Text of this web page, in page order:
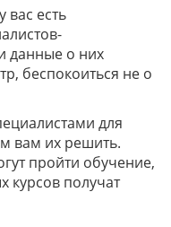
вас есть
данные о них
беспокоиться не о
для
вам их решить.
пройти обучение,
курсов получат